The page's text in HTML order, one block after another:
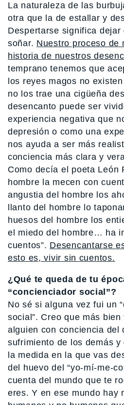
La naturaleza de las
otra que la de estallar y
Despertarse significa dejar
soñar. Nuestro proceso de
historia de nuestros
temprano tenemos que
los reyes magos no
no los trae una cigüeña
desencanto puede ser
experiencia negativa que
depresión o como una
nos ayuda a ser más
conciencia más clara y
Como decía el poeta León
hombre la mecen con
angustia del hombre los
llanto del hombre lo
huesos del hombre los
el miedo del hombre… ha
cuentos”. Desencantarse
esto es, vivir sin cuentos.
¿Qué te queda de tu
“concienciador social”?
No sé si alguna vez fui un
social”. Creo que más
alguien con conciencia del
sufrimiento de los demás
la medida en la que vas
del huevo del “yo-mí-me-
cuenta del mundo que te
eres. Y en ese mundo hay